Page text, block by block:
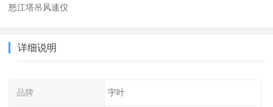
怒江塔吊风速仪
详细说明
品牌 宇叶